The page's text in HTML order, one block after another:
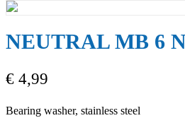
NEUTRAL MB 6
€ 4,99
Bearing washer, stainless steel